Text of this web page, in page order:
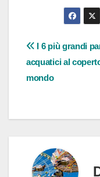
articoli
I 6 più grandi
acquatici al
mondo